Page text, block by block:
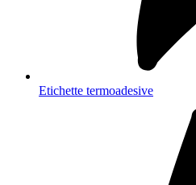
Etichette termoadesive